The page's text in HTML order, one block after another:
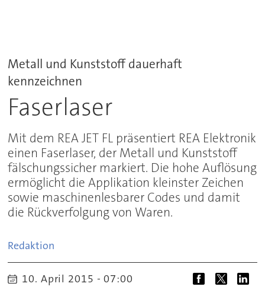
Metall und Kunststoff dauerhaft
kennzeichnen
Faserlaser
Mit dem REA JET FL präsentiert REA Elektronik
einen Faserlaser, der Metall und Kunststoff
fälschungssicher markiert. Die hohe Auflösung
ermöglicht die Applikation kleinster Zeichen
sowie maschinenlesbarer Codes und damit
die Rückverfolgung von Waren.
Redaktion
10. April 2015 - 07:00